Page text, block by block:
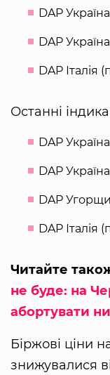
DAP
DAP
DAP Італія
Останні
DAP
DAP
DAP
DAP
Читайте
не буде: на
абортувати
Біржові ціни
знижувалися